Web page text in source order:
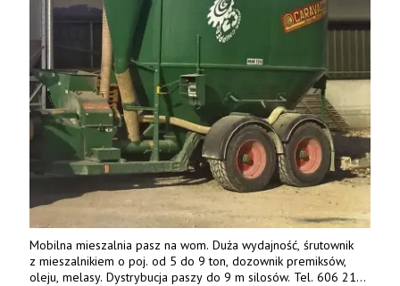
Mobilna mieszalnia pasz na wom. Duża wydajność, śrutownik
z mieszalnikiem o poj. od 5 do 9 ton, dozownik premiksów,
oleju, melasy. Dystrybucja paszy do 9 m silosów. Tel. 606 211